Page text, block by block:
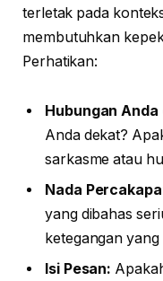
terletak pada
membutuhkan
Perhatikan:
Hubungan
Anda dekat?
sarkasme atau
Nada
yang dibahas
ketegangan
Isi Pesan: